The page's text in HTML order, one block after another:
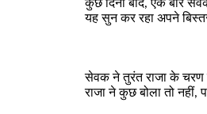
कुछ दिनों बाद,एक बार
यह सुन कर रहा अपने
सेवक ने तुरंत राजा के चरण
राजा ने कुछ बोला तो नहीं,